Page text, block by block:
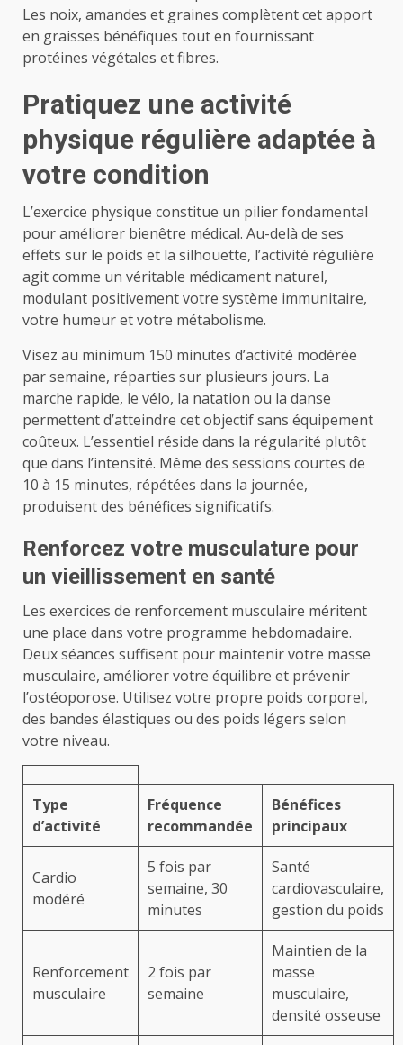
Les noix, amandes et graines complètent cet apport
en graisses bénéfiques tout en fournissant
protéines végétales et fibres.
Pratiquez une activité
physique régulière adaptée à
votre condition
L’exercice physique constitue un pilier fondamental
pour améliorer bienêtre médical. Au-delà de ses
effets sur le poids et la silhouette, l’activité régulière
agit comme un véritable médicament naturel,
modulant positivement votre système immunitaire,
votre humeur et votre métabolisme.
Visez au minimum 150 minutes d’activité modérée
par semaine, réparties sur plusieurs jours. La
marche rapide, le vélo, la natation ou la danse
permettent d’atteindre cet objectif sans équipement
coûteux. L’essentiel réside dans la régularité plutôt
que dans l’intensité. Même des sessions courtes de
10 à 15 minutes, répétées dans la journée,
produisent des bénéfices significatifs.
Renforcez votre musculature pour
un vieillissement en santé
Les exercices de renforcement musculaire méritent
une place dans votre programme hebdomadaire.
Deux séances suffisent pour maintenir votre masse
musculaire, améliorer votre équilibre et prévenir
l’ostéoporose. Utilisez votre propre poids corporel,
des bandes élastiques ou des poids légers selon
votre niveau.
Type
d’activité
Fréquence
recommandée
Bénéfices
principaux
Cardio
modéré
5 fois par
semaine, 30
minutes
Santé
cardiovasculaire,
gestion du poids
Renforcement
musculaire
2 fois par
semaine
Maintien de la
masse
musculaire,
densité osseuse